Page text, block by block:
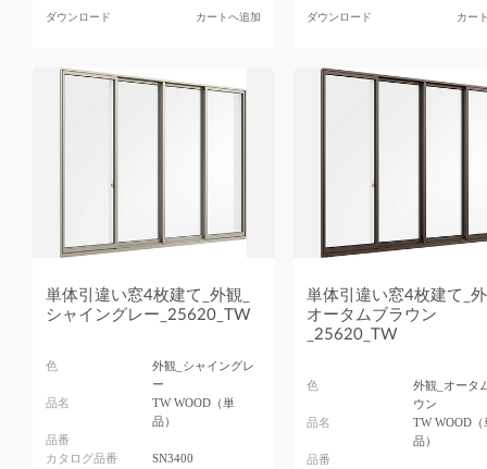
ダウンロード カートへ追加 ダウンロード カー
単体引違い窓4枚建て_外観_
シャイングレー_25620_TW
色
外観_シャイングレ
ー
品名
TW WOOD（単
品）
品番
カタログ品番
SN3400
単体引違い窓4枚建て_
オータムブラウン
_25620_TW
色
外観_オータ
ウン
品名
TW WOOD（
品）
品番